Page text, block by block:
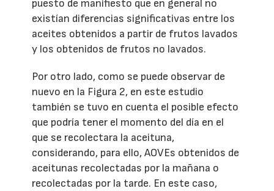
puesto de manifiesto que en general no
existían diferencias significativas entre los
aceites obtenidos a partir de frutos lavados
y los obtenidos de frutos no lavados.
Por otro lado, como se puede observar de
nuevo en la Figura 2, en este estudio
también se tuvo en cuenta el posible efecto
que podría tener el momento del día en el
que se recolectara la aceituna,
considerando, para ello, AOVEs obtenidos de
aceitunas recolectadas por la mañana o
recolectadas por la tarde. En este caso,